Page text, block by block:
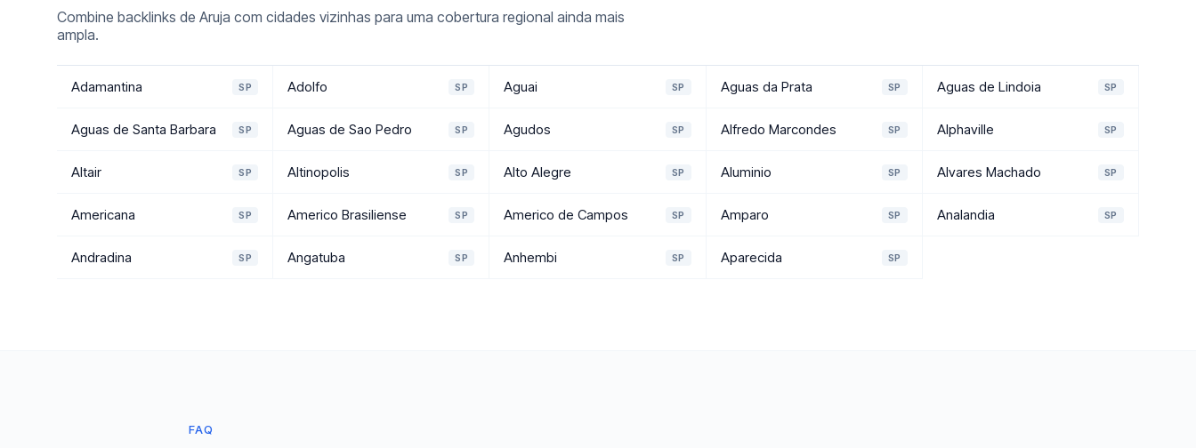
Combine backlinks de Aruja com cidades vizinhas para uma cobertura regional ainda mais
ampla.
Adamantina SP Adolfo SP Aguai SP Aguas da Prata SP Aguas de Lindoia SP
Aguas de Santa Barbara SP Aguas de Sao Pedro SP Agudos SP Alfredo Marcondes SP Alphaville SP
Altair SP Altinopolis SP Alto Alegre SP Aluminio SP Alvares Machado SP
Americana SP Americo Brasiliense SP Americo de Campos SP Amparo SP Analandia SP
Andradina SP Angatuba SP Anhembi SP Aparecida SP
FAQ